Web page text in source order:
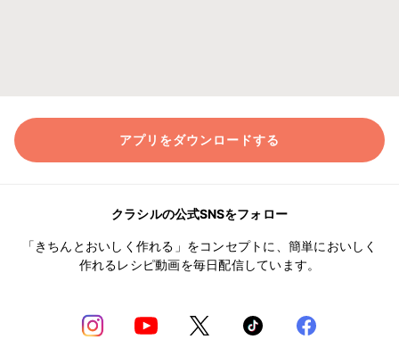
アプリをダウンロードする
クラシルの公式SNSをフォロー
「きちんとおいしく作れる」をコンセプトに、簡単においしく
作れるレシピ動画を毎日配信しています。